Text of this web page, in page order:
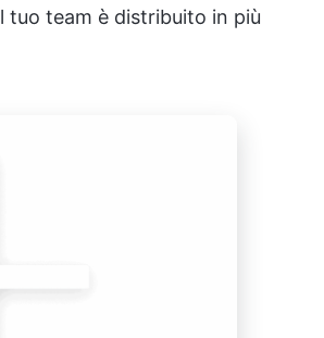
tuo team è distribuito in più